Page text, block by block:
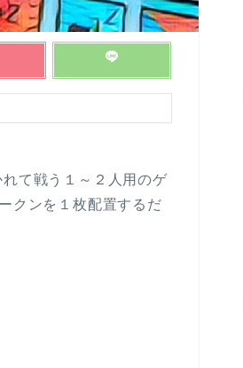
て戦う１～２人用のゲ
クンを１枚配置するだ